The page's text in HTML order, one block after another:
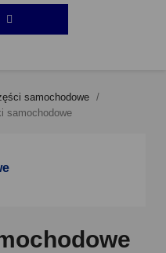
samochodowe
samochodowe